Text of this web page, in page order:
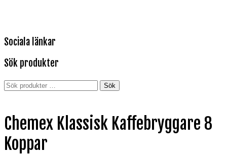
Sociala länkar
Sök produkter
Sök
Sök
Chemex Klassisk Kaffebryggare 8
Koppar